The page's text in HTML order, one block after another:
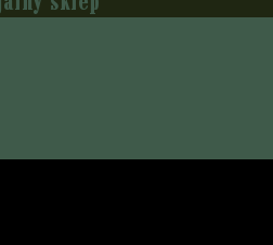
Cejrowskiego